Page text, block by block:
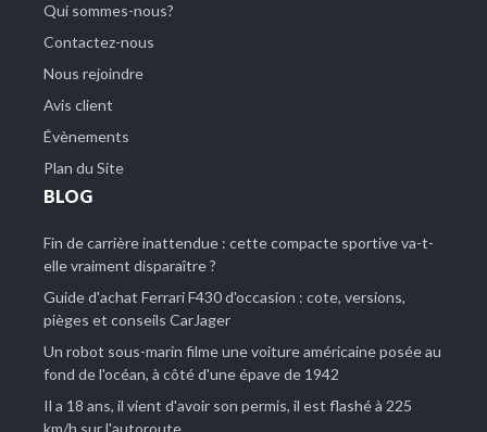
Qui sommes-nous?
Contactez-nous
Nous rejoindre
Avis client
Évènements
Plan du Site
BLOG
Fin de carrière inattendue : cette compacte sportive va-t-
elle vraiment disparaître ?
Guide d'achat Ferrari F430 d'occasion : cote, versions,
pièges et conseils CarJager
Un robot sous-marin filme une voiture américaine posée au
fond de l'océan, à côté d'une épave de 1942
Il a 18 ans, il vient d'avoir son permis, il est flashé à 225
km/h sur l'autoroute